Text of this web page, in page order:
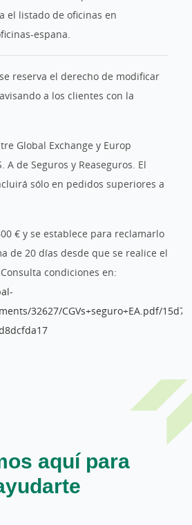
el listado de oficinas en
espana.
reserva el derecho de modificar
a los clientes con la
Global Exchange y Europ
A de Seguros y Reaseguros. El
sólo en pedidos superiores a
€ y se establece para reclamarlo
de 20 días desde que se realice el
condiciones en:
32627/CGVs+seguro+EA.pdf/
aquí para